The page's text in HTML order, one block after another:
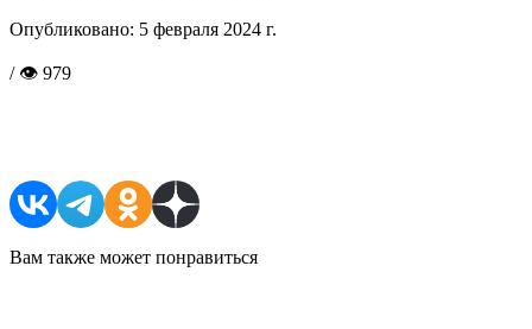
Опубликовано: 5 февраля 2024 г.
/ 👁 979
Вам также может понравиться